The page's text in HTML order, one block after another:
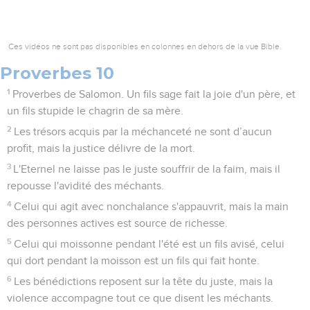
Ces vidéos ne sont pas disponibles en colonnes en dehors de la vue Bible.
Proverbes 10
1 Proverbes de Salomon. Un fils sage fait la joie d'un père, et
un fils stupide le chagrin de sa mère.
2 Les trésors acquis par la méchanceté ne sont d’aucun
profit, mais la justice délivre de la mort.
3 L'Eternel ne laisse pas le juste souffrir de la faim, mais il
repousse l'avidité des méchants.
4 Celui qui agit avec nonchalance s'appauvrit, mais la main
des personnes actives est source de richesse.
5 Celui qui moissonne pendant l'été est un fils avisé, celui
qui dort pendant la moisson est un fils qui fait honte.
6 Les bénédictions reposent sur la tête du juste, mais la
violence accompagne tout ce que disent les méchants.